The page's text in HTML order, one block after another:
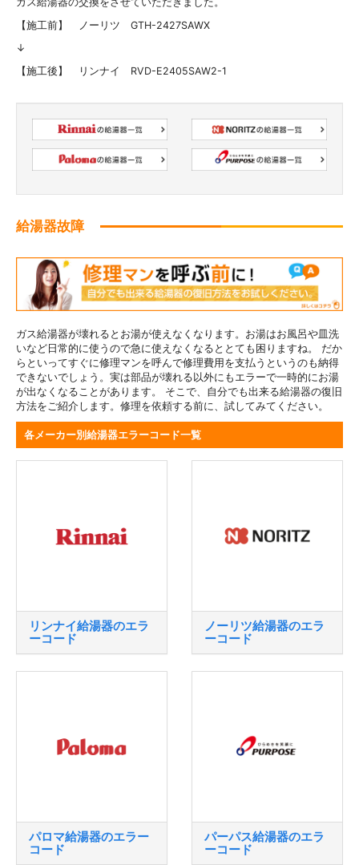
【施工前】 ノーリツ GTH-2427SAWX
↓
【施工後】 リンナイ RVD-E2405SAW2-1
給湯器故障
ガス給湯器が壊れるとお湯が使えなくなります。お湯はお風呂や皿洗
いなど日常的に使うので急に使えなくなるととても困りますね。 だか
らといってすぐに修理マンを呼んで修理費用を支払うというのも納得
できないでしょう。実は部品が壊れる以外にもエラーで一時的にお湯
が出なくなることがあります。 そこで、自分でも出来る給湯器の復旧
方法をご紹介します。修理を依頼する前に、試してみてください。
各メーカー別給湯器エラーコード一覧
リンナイ給湯器のエラ
ーコード
ノーリツ給湯器のエラ
ーコード
パロマ給湯器のエラー
コード
パーパス給湯器のエラ
ーコード